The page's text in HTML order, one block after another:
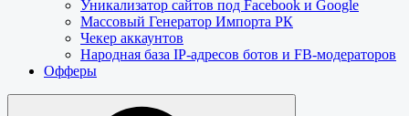
Уникализатор сайтов под Facebook и Google
Массовый Генератор Импорта РК
Чекер аккаунтов
Народная база IP-адресов ботов и FB-модераторов
Офферы